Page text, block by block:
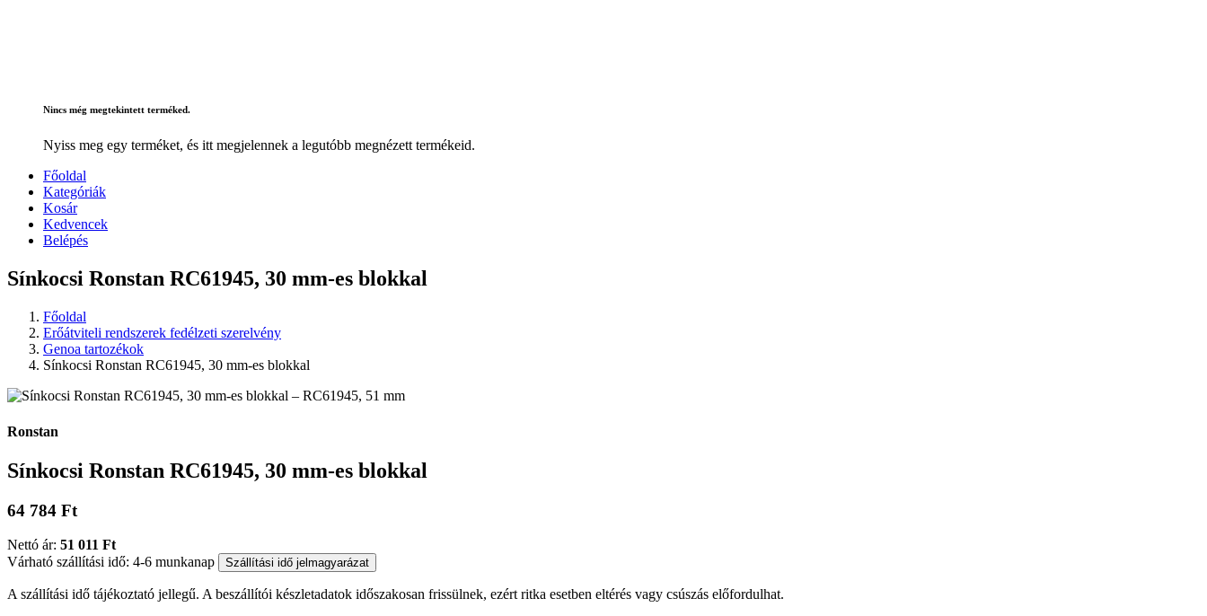
Nincs még megtekintett terméked.
Nyiss meg egy terméket, és itt megjelennek a legutóbb megnézett termékeid.
Főoldal
Kategóriák
Kosár
Kedvencek
Belépés
Sínkocsi Ronstan RC61945, 30 mm-es blokkal
Főoldal
Erőátviteli rendszerek fedélzeti szerelvény
Genoa tartozékok
Sínkocsi Ronstan RC61945, 30 mm-es blokkal
Ronstan
Sínkocsi Ronstan RC61945, 30 mm-es blokkal
64 784 Ft
Nettó ár: 51 011 Ft
Várható szállítási idő: 4-6 munkanap
Szállítási idő jelmagyarázat
A szállítási idő tájékoztató jellegű. A beszállítói készletadatok időszakosan frissülnek, ezért ritka esetben eltérés vagy csúszás előfordulhat.